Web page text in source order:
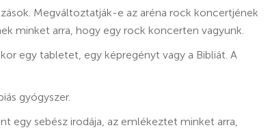
Megváltoztatják-e az aréna rock koncertjének
minket arra, hogy egy rock koncerten vagyunk.
egy tabletet, egy képregényt vagy a Bibliát. A
gyógyszer.
egy sebész irodája, az emlékeztet minket arra,